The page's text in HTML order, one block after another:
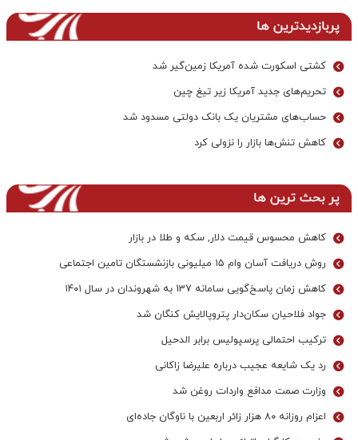
پربازدیدترین ها
کشتی اسکورت شده آمریکا زمین‌گیر شد
تحریم‌های جدید آمریکا زیر تیغ چین
حساب‌های مشتریان یک بانک‌ دولتی مسدود شد
کاهش تنش‌ها بازار را نزولی کرد
پر بحث ترین ها
کاهش محسوس قیمت دلار, سکه و طلا در بازار
روش دریافت آسان وام ۱۵ میلیونی بازنشستگان تامین اجتماعی
کاهش زمان پاسخ‌گویی سامانه 137 به شهروندان در سال ۱۴۰۱
جواد فلاحیان سکان‌دار پتروپالایش کنگان شد
ترکیب احتمالی پرسپولیس برابر الدحیل
رد یک شایعه عجیب درباره علیرضا زاکانی
وزارت صمت مدافع واردات روغن شد
اعزام روزانه ۸۰ هزار زائر اربعین با ناوگان جاده‌ای